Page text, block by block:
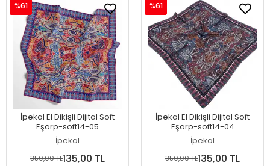
İpekal El Dikişli Dijital Soft
Eşarp-soft14-05
İpekal
%61
350,00 TL135,00 TL
İpekal El Dikişli Dijital Soft
Eşarp-soft14-04
İpekal
%61
350,00 TL135,00 TL